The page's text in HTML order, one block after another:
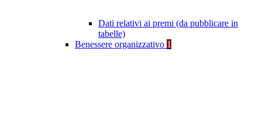
Dati relativi ai premi (da pubblicare in
tabelle)
Benessere organizzativo 1